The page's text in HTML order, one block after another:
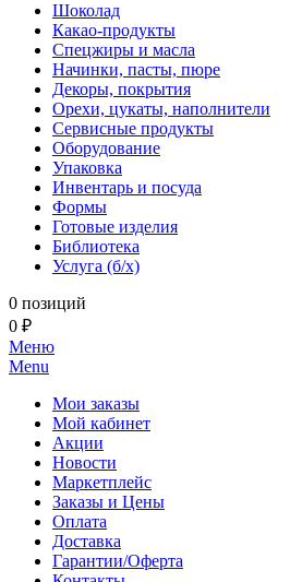
Шоколад
Какао-продукты
Спецжиры и масла
Начинки, пасты, пюре
Декоры, покрытия
Орехи, цукаты, наполнители
Сервисные продукты
Оборудование
Упаковка
Инвентарь и посуда
Формы
Готовые изделия
Библиотека
Услуга (б/х)
0 позиций
0 ₽
Меню
Menu
Мои заказы
Мой кабинет
Акции
Новости
Маркетплейс
Заказы и Цены
Оплата
Доставка
Гарантии/Оферта